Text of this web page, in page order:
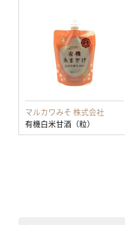
マルカワみそ 株式会社
有機白米甘酒（粒）